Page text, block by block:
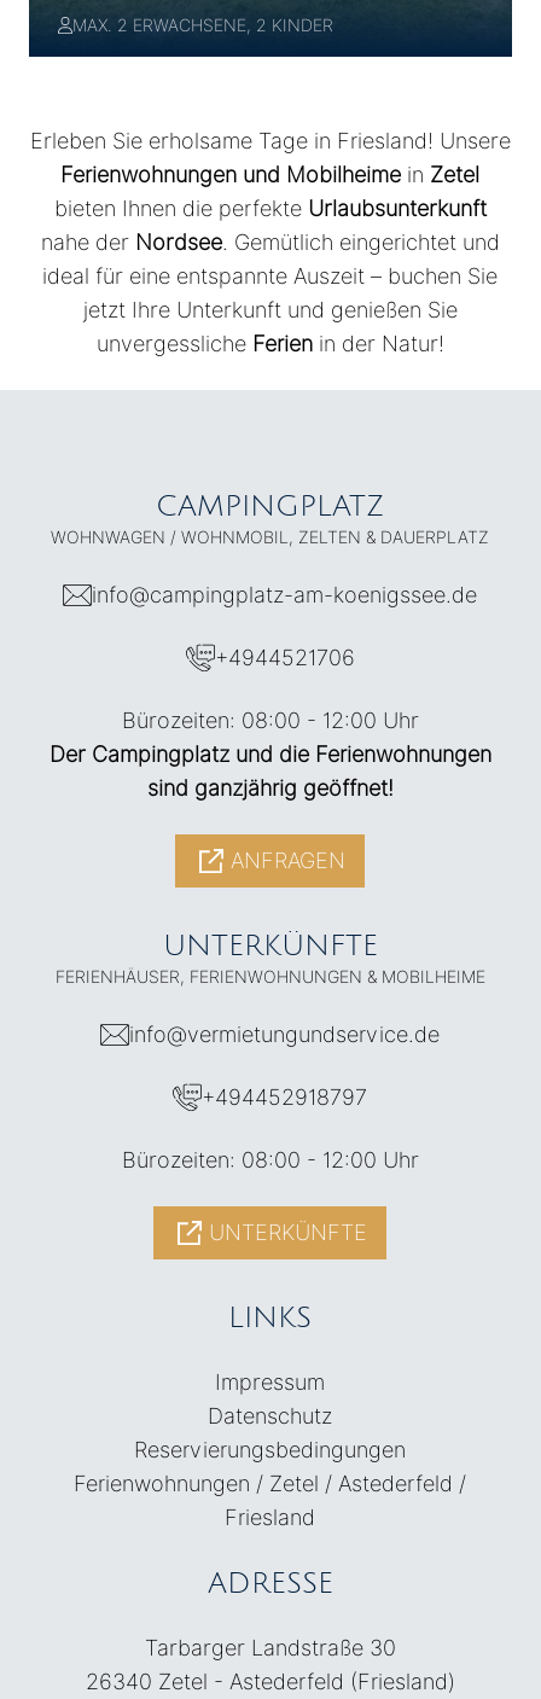
MAX. 2 ERWACHSENE, 2 KINDER
Erleben Sie erholsame Tage in Friesland! Unsere
Ferienwohnungen und Mobilheime in Zetel
bieten Ihnen die perfekte Urlaubsunterkunft
nahe der Nordsee. Gemütlich eingerichtet und
ideal für eine entspannte Auszeit – buchen Sie
jetzt Ihre Unterkunft und genießen Sie
unvergessliche Ferienin der Natur!
CAMPINGPLATZ
WOHNWAGEN / WOHNMOBIL, ZELTEN & DAUERPLATZ
info@campingplatz-am-koenigssee.de
+4944521706
Bürozeiten: 08:00 - 12:00 Uhr
Der Campingplatz und die Ferienwohnungen
sind ganzjährig geöffnet!
ANFRAGEN
UNTERKÜNFTE
FERIENHÄUSER, FERIENWOHNUNGEN & MOBILHEIME
info@vermietungundservice.de
+494452918797
Bürozeiten: 08:00 - 12:00 Uhr
UNTERKÜNFTE
LINKS
Impressum
Datenschutz
Reservierungsbedingungen
Ferienwohnungen / Zetel / Astederfeld /
Friesland
ADRESSE
Tarbarger Landstraße 30
26340 Zetel - Astederfeld (Friesland)